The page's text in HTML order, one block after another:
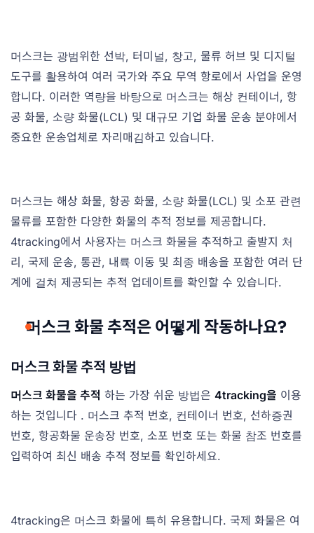
머스크는 광범위한 선박, 터미널, 창고, 물류 허브 및 디지털
도구를 활용하여 여러 국가와 주요 무역 항로에서 사업을 운영
합니다. 이러한 역량을 바탕으로 머스크는 해상 컨테이너, 항
공 화물, 소량 화물(LCL) 및 대규모 기업 화물 운송 분야에서
중요한 운송업체로 자리매김하고 있습니다.
머스크는 해상 화물, 항공 화물, 소량 화물(LCL) 및 소포 관련
물류를 포함한 다양한 화물의 추적 정보를 제공합니다.
4tracking에서 사용자는 머스크 화물을 추적하고 출발지 처
리, 국제 운송, 통관, 내륙 이동 및 최종 배송을 포함한 여러 단
계에 걸쳐 제공되는 추적 업데이트를 확인할 수 있습니다.
머스크 화물 추적은 어떻게 작동하나요?
머스크 화물 추적 방법
머스크 화물을 추적 하는 가장 쉬운 방법은 4tracking을 이용
하는 것입니다 . 머스크 추적 번호, 컨테이너 번호, 선하증권
번호, 항공화물 운송장 번호, 소포 번호 또는 화물 참조 번호를
입력하여 최신 배송 추적 정보를 확인하세요.
4tracking은 머스크 화물에 특히 유용합니다. 국제 화물은 여